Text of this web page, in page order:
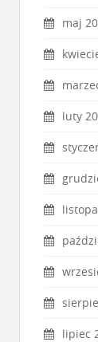
maj
luty
lipiec